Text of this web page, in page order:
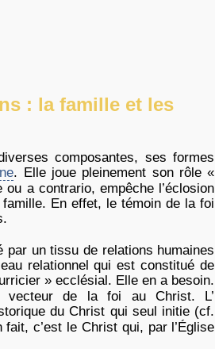
: la famille et les
composantes, ses formes
. Elle joue pleinement son rôle «
a contrario, empêche l’éclosion
En effet, le témoin de la foi
par un tissu de relations humaines
relationnel qui est constitué de
» ecclésial. Elle en a besoin.
vecteur de la foi au Christ. L’
du Christ qui seul initie (cf.
c’est le Christ qui, par l’Église